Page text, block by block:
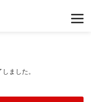
ました。